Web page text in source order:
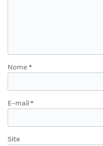
Nome *
E-mail *
Site